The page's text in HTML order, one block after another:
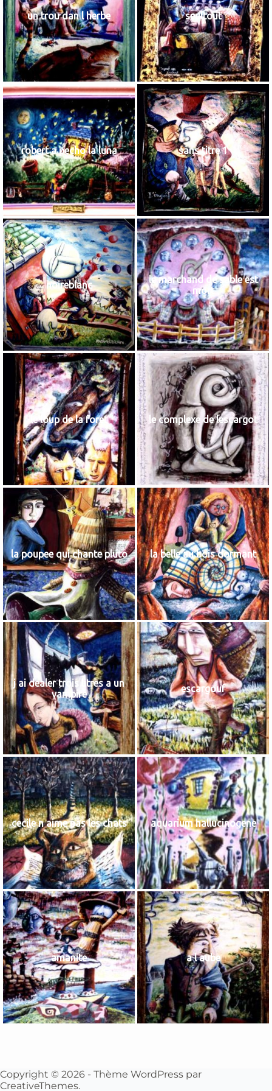
un trou dan l herbe seultout
robert a pecho la luna sans titre 1
noireblanc
le marchand de sable est
mort
le loup de la foret le complexe de lescargot
la poupee qui chante pluto la belle au bois dormant
j ai dealer trois litres a un
vampire
escargouf
cecile n aime pas les chats aquarium hallucinogene
amanite a l aube
Copyright © 2026 - Thème WordPress par
CreativeThemes.